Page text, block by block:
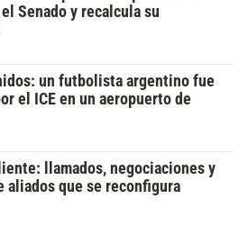
Senado y recalcula su
un futbolista argentino fue
el ICE en un aeropuerto de
llamados, negociaciones y
aliados que se reconfigura